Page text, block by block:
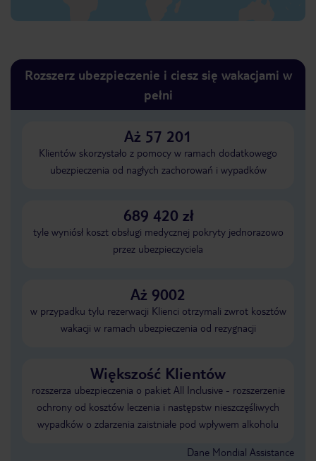
Rozszerz ubezpieczenie i ciesz się wakacjami w
pełni
Aż 57 201
Klientów skorzystało z pomocy w ramach dodatkowego
ubezpieczenia od nagłych zachorowań i wypadków
689 420 zł
tyle wyniósł koszt obsługi medycznej pokryty jednorazowo
przez ubezpieczyciela
Aż 9002
w przypadku tylu rezerwacji Klienci otrzymali zwrot kosztów
wakacji w ramach ubezpieczenia od rezygnacji
Większość Klientów
rozszerza ubezpieczenia o pakiet All Inclusive - rozszerzenie
ochrony od kosztów leczenia i następstw nieszczęśliwych
wypadków o zdarzenia zaistniałe pod wpływem alkoholu
Dane Mondial Assistance